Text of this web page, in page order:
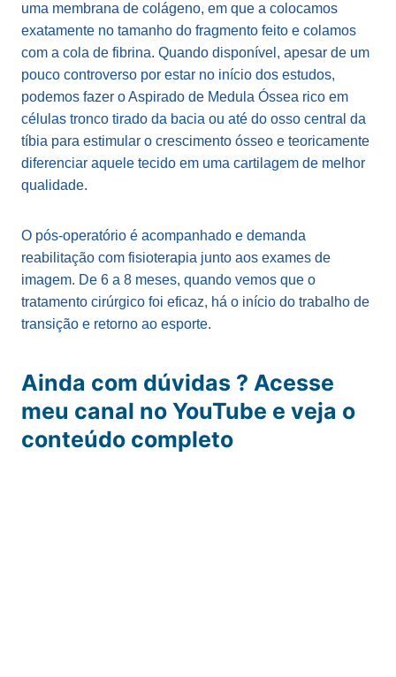
uma membrana de colágeno, em que a colocamos
exatamente no tamanho do fragmento feito e colamos
com a cola de fibrina. Quando disponível, apesar de um
pouco controverso por estar no início dos estudos,
podemos fazer o Aspirado de Medula Óssea rico em
células tronco tirado da bacia ou até do osso central da
tíbia para estimular o crescimento ósseo e teoricamente
diferenciar aquele tecido em uma cartilagem de melhor
qualidade.
O pós-operatório é acompanhado e demanda
reabilitação com fisioterapia junto aos exames de
imagem. De 6 a 8 meses, quando vemos que o
tratamento cirúrgico foi eficaz, há o início do trabalho de
transição e retorno ao esporte.
Ainda com dúvidas ? Acesse
meu canal no YouTube e veja o
conteúdo completo